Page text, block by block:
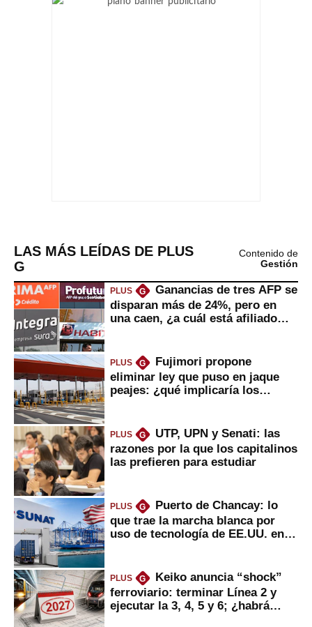
LAS MÁS LEÍDAS DE PLUS
G
Contenido de
Gestión
PLUS G
Ganancias de tres AFP se
disparan más de 24%, pero en
una caen, ¿a cuál está afiliado
PLUS G
Fujimori propone
eliminar ley que puso en jaque
peajes: ¿qué implicaría los
PLUS G
UTP, UPN y Senati: las
razones por la que los capitalinos
las prefieren para estudiar
PLUS G
Puerto de Chancay: lo
que trae la marcha blanca por
uso de tecnología de EE.UU. en
PLUS G
Keiko anuncia “shock”
ferroviario: terminar Línea 2 y
ejecutar la 3, 4, 5 y 6; ¿habrá